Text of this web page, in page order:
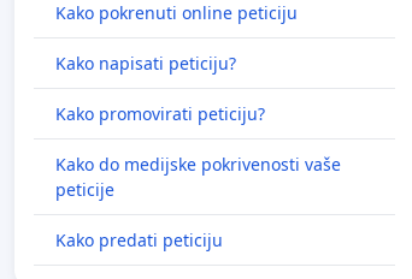
Kako pokrenuti online peticiju
Kako napisati peticiju?
Kako promovirati peticiju?
Kako do medijske pokrivenosti vaše
peticije
Kako predati peticiju